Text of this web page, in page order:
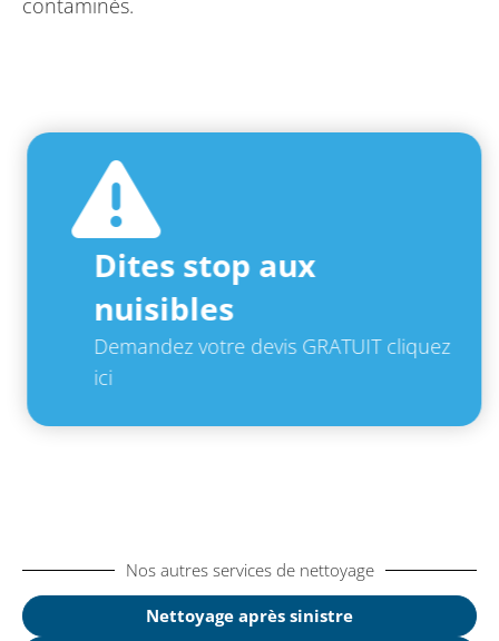
contaminés.
Dites stop aux
nuisibles
Demandez votre devis GRATUIT cliquez
ici
Nos autres services de nettoyage
Nettoyage après sinistre